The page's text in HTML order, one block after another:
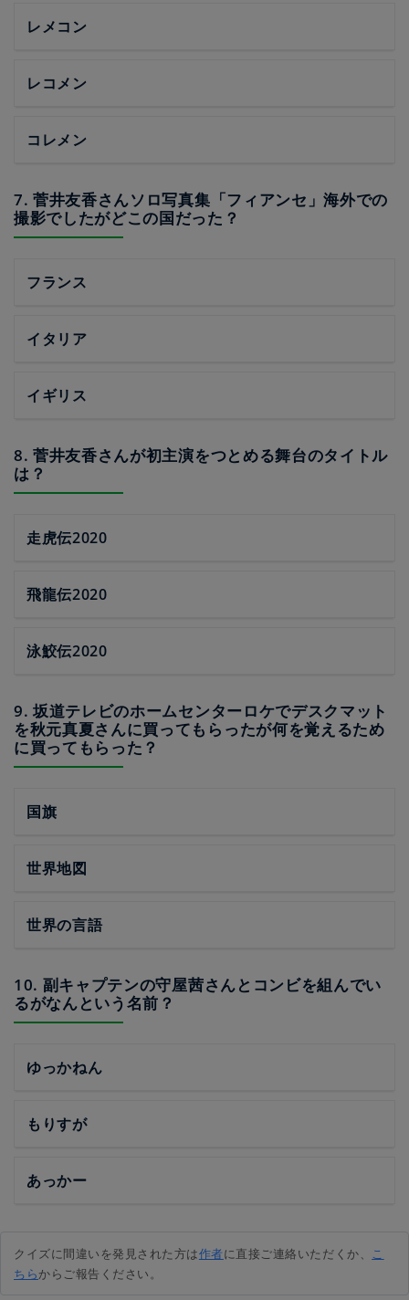
レメコン
レコメン
コレメン
7. 菅井友香さんソロ写真集「フィアンセ」海外での
撮影でしたがどこの国だった？
フランス
イタリア
イギリス
8. 菅井友香さんが初主演をつとめる舞台のタイトル
は？
走虎伝2020
飛龍伝2020
泳鮫伝2020
9. 坂道テレビのホームセンターロケでデスクマット
を秋元真夏さんに買ってもらったが何を覚えるため
に買ってもらった？
国旗
世界地図
世界の言語
10. 副キャプテンの守屋茜さんとコンビを組んでい
るがなんという名前？
ゆっかねん
もりすが
あっかー
クイズに間違いを発見された方は作者に直接ご連絡いただくか、 こ
ちらからご報告ください。